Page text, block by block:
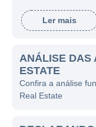
mercados
mundo. Suas
conhecida por
crescimento
residentes
Ler mais
ANÁLISE DAS
ESTATE
Confira a análise
Real Estate